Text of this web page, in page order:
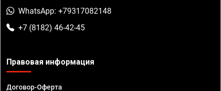
WhatsApp: +79317082148
+7 (8182) 46-42-45
Правовая информация
Договор-Оферта